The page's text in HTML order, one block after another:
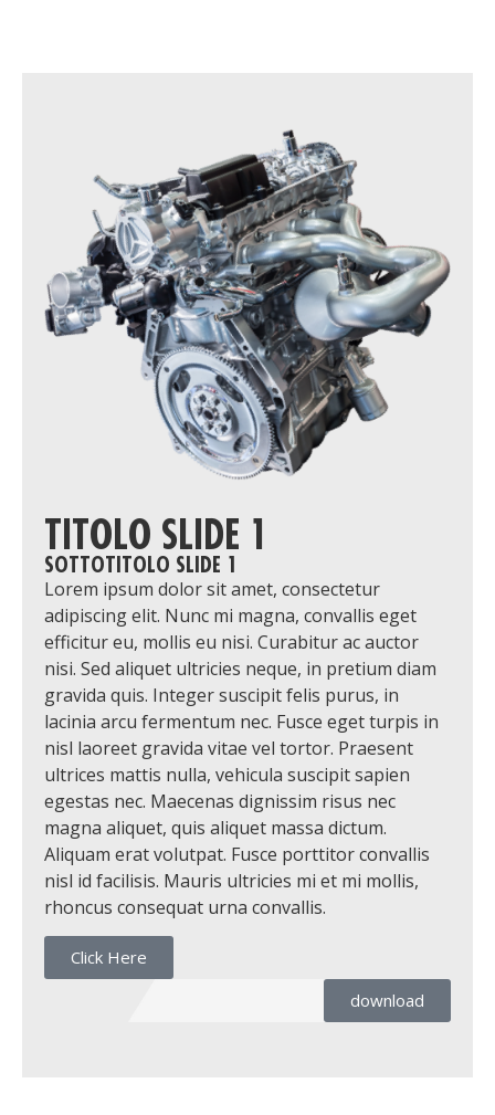
TITOLO SLIDE 1
SOTTOTITOLO SLIDE 1
Lorem ipsum dolor sit amet, consectetur
adipiscing elit. Nunc mi magna, convallis eget
efficitur eu, mollis eu nisi. Curabitur ac auctor
nisi. Sed aliquet ultricies neque, in pretium diam
gravida quis. Integer suscipit felis purus, in
lacinia arcu fermentum nec. Fusce eget turpis in
nisl laoreet gravida vitae vel tortor. Praesent
ultrices mattis nulla, vehicula suscipit sapien
egestas nec. Maecenas dignissim risus nec
magna aliquet, quis aliquet massa dictum.
Aliquam erat volutpat. Fusce porttitor convallis
nisl id facilisis. Mauris ultricies mi et mi mollis,
rhoncus consequat urna convallis.
Click Here
download